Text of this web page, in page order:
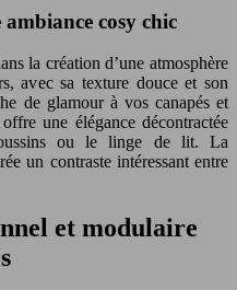
cosy chic
la création d’une atmosphère
avec sa texture douce et son
de glamour à vos canapés et
une élégance décontractée
ou le linge de lit. La
un contraste intéressant entre
et modulaire